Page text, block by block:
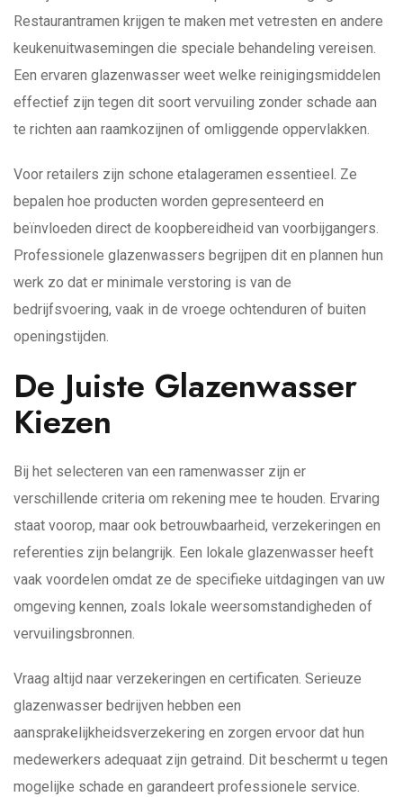
Restaurantramen krijgen te maken met vetresten en andere
keukenuitwasemingen die speciale behandeling vereisen.
Een ervaren glazenwasser weet welke reinigingsmiddelen
effectief zijn tegen dit soort vervuiling zonder schade aan
te richten aan raamkozijnen of omliggende oppervlakken.
Voor retailers zijn schone etalageramen essentieel. Ze
bepalen hoe producten worden gepresenteerd en
beïnvloeden direct de koopbereidheid van voorbijgangers.
Professionele glazenwassers begrijpen dit en plannen hun
werk zo dat er minimale verstoring is van de
bedrijfsvoering, vaak in de vroege ochtenduren of buiten
openingstijden.
De Juiste Glazenwasser
Kiezen
Bij het selecteren van een ramenwasser zijn er
verschillende criteria om rekening mee te houden. Ervaring
staat voorop, maar ook betrouwbaarheid, verzekeringen en
referenties zijn belangrijk. Een lokale glazenwasser heeft
vaak voordelen omdat ze de specifieke uitdagingen van uw
omgeving kennen, zoals lokale weersomstandigheden of
vervuilingsbronnen.
Vraag altijd naar verzekeringen en certificaten. Serieuze
glazenwasser bedrijven hebben een
aansprakelijkheidsverzekering en zorgen ervoor dat hun
medewerkers adequaat zijn getraind. Dit beschermt u tegen
mogelijke schade en garandeert professionele service.